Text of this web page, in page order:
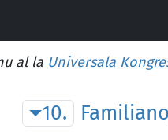
al la Universala
10.